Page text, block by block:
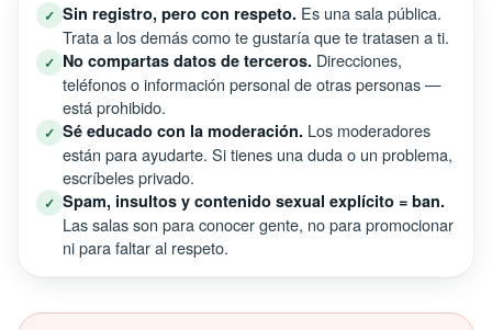
✓ Sin registro, pero con respeto. Es una sala pública.
Trata a los demás como te gustaría que te tratasen a ti.
✓ No compartas datos de terceros. Direcciones,
teléfonos o información personal de otras personas —
está prohibido.
✓ Sé educado con la moderación. Los moderadores
están para ayudarte. Si tienes una duda o un problema,
escríbeles privado.
✓ Spam, insultos y contenido sexual explícito = ban.
Las salas son para conocer gente, no para promocionar
ni para faltar al respeto.